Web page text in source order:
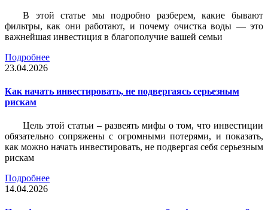
В этой статье мы подробно разберем, какие бывают
фильтры, как они работают, и почему очистка воды — это
важнейшая инвестиция в благополучие вашей семьи
Подробнее
23.04.2026
Как начать инвестировать, не подвергаясь серьезным
рискам
Цель этой статьи – развеять мифы о том, что инвестиции
обязательно сопряжены с огромными потерями, и показать,
как можно начать инвестировать, не подвергая себя серьезным
рискам
Подробнее
14.04.2026